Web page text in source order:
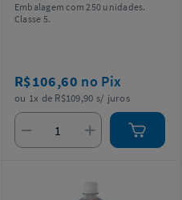
Embalagem com 250 unidades.
Classe 5.
R$106,60 no Pix
ou 1x de R$109,90 s/ juros